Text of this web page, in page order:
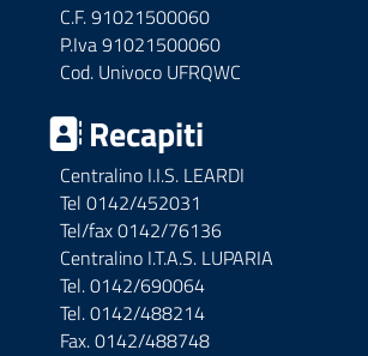
C.F. 91021500060
P.Iva 91021500060
Cod. Univoco UFRQWC
Recapiti
Centralino I.I.S. LEARDI
Tel 0142/452031
Tel/fax 0142/76136
Centralino I.T.A.S. LUPARIA
Tel. 0142/690064
Tel. 0142/488214
Fax. 0142/488748